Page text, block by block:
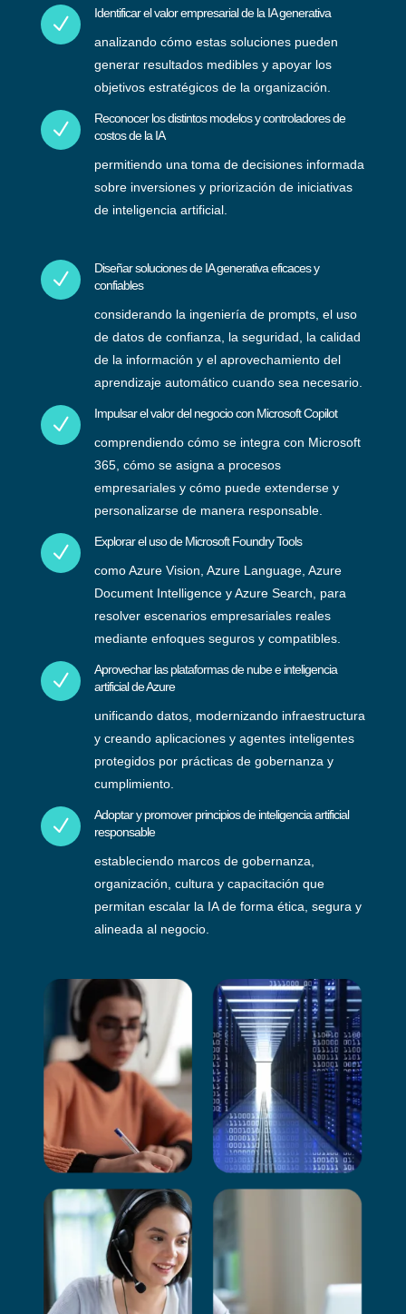
N
Identificar el valor empresarial de la IA generativa
analizando cómo estas soluciones pueden
generar resultados medibles y apoyar los
objetivos estratégicos de la organización.
N
Reconocer los distintos modelos y controladores de
costos de la IA
permitiendo una toma de decisiones informada
sobre inversiones y priorización de iniciativas
de inteligencia artificial.
N
Diseñar soluciones de IA generativa eficaces y
confiables
considerando la ingeniería de prompts, el uso
de datos de confianza, la seguridad, la calidad
de la información y el aprovechamiento del
aprendizaje automático cuando sea necesario.
N
Impulsar el valor del negocio con Microsoft Copilot
comprendiendo cómo se integra con Microsoft
365, cómo se asigna a procesos
empresariales y cómo puede extenderse y
personalizarse de manera responsable.
N
Explorar el uso de Microsoft Foundry Tools
como Azure Vision, Azure Language, Azure
Document Intelligence y Azure Search, para
resolver escenarios empresariales reales
mediante enfoques seguros y compatibles.
N
Aprovechar las plataformas de nube e inteligencia
artificial de Azure
unificando datos, modernizando infraestructura
y creando aplicaciones y agentes inteligentes
protegidos por prácticas de gobernanza y
cumplimiento.
N
Adoptar y promover principios de inteligencia artificial
responsable
estableciendo marcos de gobernanza,
organización, cultura y capacitación que
permitan escalar la IA de forma ética, segura y
alineada al negocio.